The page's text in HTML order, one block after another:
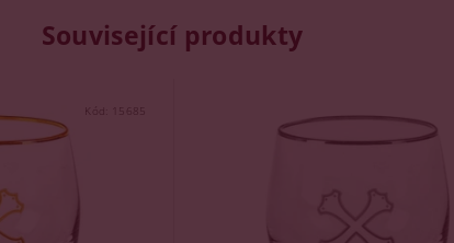
Související produkty
Kód: 15685